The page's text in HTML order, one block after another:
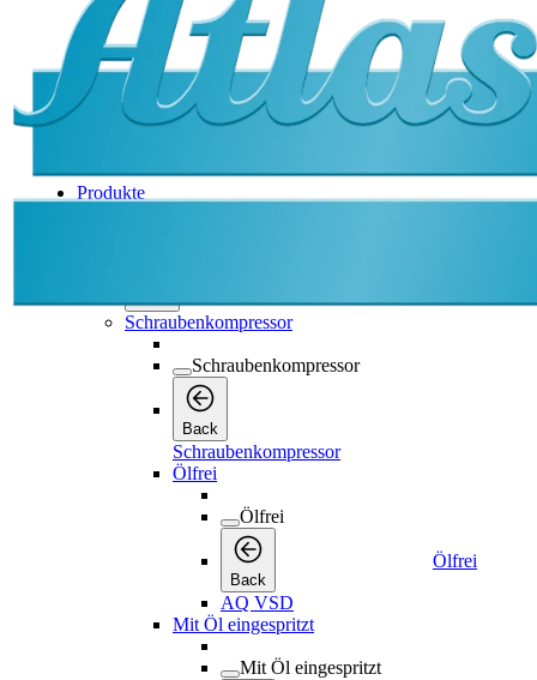
Produkte
Back
Schraubenkompressor
Schraubenkompressor
Back
Schraubenkompressor
Ölfrei
Ölfrei
Back
Ölfrei
AQ VSD
Mit Öl eingespritzt
Mit Öl eingespritzt